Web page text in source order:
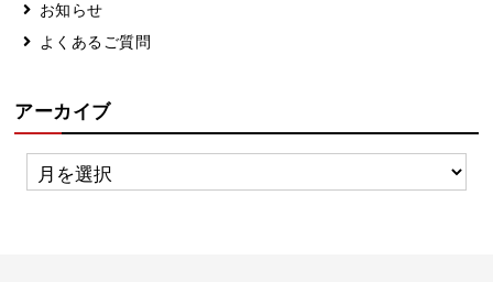
お知らせ
よくあるご質問
アーカイブ